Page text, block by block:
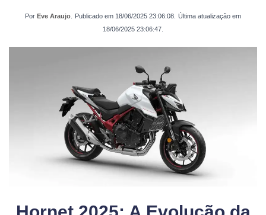
Por Eve Araujo Publicado em 18/06/2025 23:06:08 Última atualização em
18/06/2025 23:06:47